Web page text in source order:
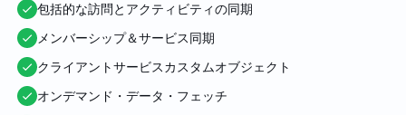
包括的な訪問とアクティビティの同期
メンバーシップ＆サービス同期
クライアントサービスカスタムオブジェクト
オンデマンド・データ・フェッチ